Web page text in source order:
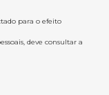
para o efeito
deve consultar a